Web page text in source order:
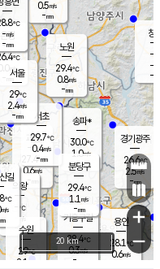
과천
27.4℃
0.6m/s
- mm
용인
28.1℃
0.6m/s
경기광주
26.6℃
2.5m/s
-mm
창
-
-m/
-
의왕
- ℃
m/s
mm
은평
℃
m/s
- mm
노원
29.4℃
0.8m/s
-mm
송파*
30.0℃
1.0m/s
-mm
서초
29.7℃
0.4m/s
-mm
0.5m/s
-mm
기흥구갈
28.4℃
0.3m/s
-
길
℃
m/s
분당구
29.4℃
1.1 m/s
-mm
℃
-m/s
-mm
수원
29℃
2.1 m/s
서울
29℃
2.4m/s
-mm
+
−
20 km